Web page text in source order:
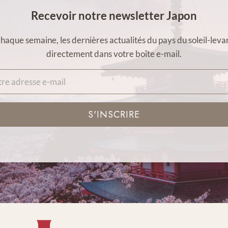
Recevoir notre newsletter Japon
semaine, les dernières actualités du pays du soleil-
directement dans votre boîte e-mail.
S'INSCRIRE